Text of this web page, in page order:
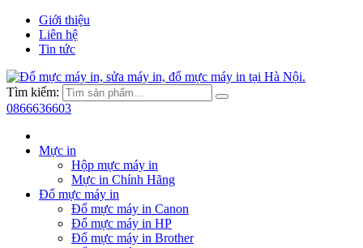
Giới thiệu
Liên hệ
Tin tức
Tìm kiếm:
0866636603
Mực in
Hộp mực máy in
Mực in Chính Hãng
Đổ mực máy in
Đổ mực máy in Canon
Đổ mực máy in HP
Đổ mực máy in Brother